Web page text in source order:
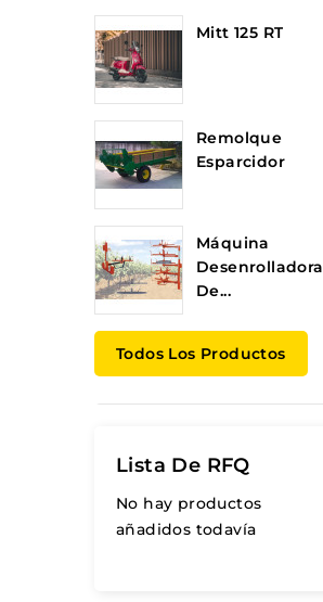
Mitt 125 RT
Remolque
Esparcidor
Máquina
Desenrolladora
De...
Todos Los Productos
Lista De RFQ
No hay productos
añadidos todavía